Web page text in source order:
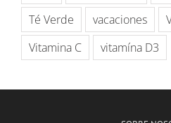
Té Verde
vacaciones
Vitamina C
vitamína D3